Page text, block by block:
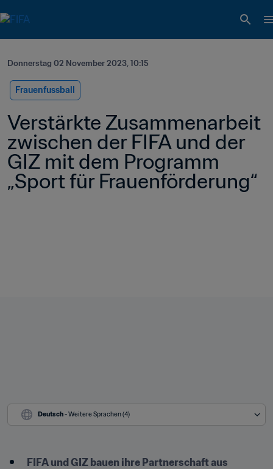
Donnerstag 02 November 2023, 10:15
Frauenfussball
Verstärkte Zusammenarbeit
zwischen der FIFA und der
GIZ mit dem Programm
„Sport für Frauenförderung“
Deutsch - Weitere Sprachen (4)
FIFA und GIZ bauen ihre Partnerschaft aus